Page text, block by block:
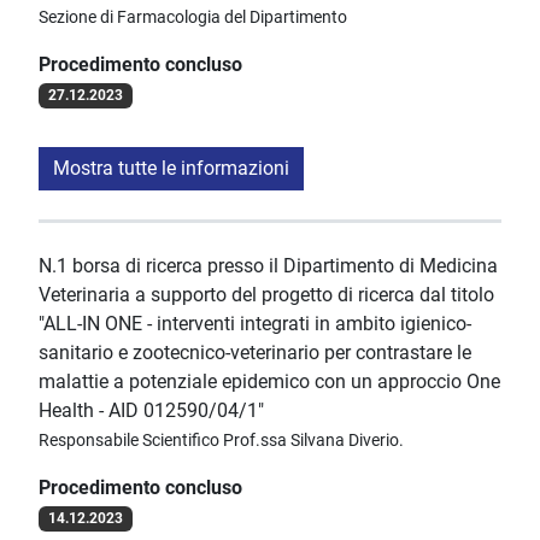
Sezione di Farmacologia del Dipartimento
Procedimento concluso
27.12.2023
Mostra tutte le informazioni
N.1 borsa di ricerca presso il Dipartimento di Medicina
Veterinaria a supporto del progetto di ricerca dal titolo
"ALL-IN ONE - interventi integrati in ambito igienico-
sanitario e zootecnico-veterinario per contrastare le
malattie a potenziale epidemico con un approccio One
Health - AID 012590/04/1"
Responsabile Scientifico Prof.ssa Silvana Diverio.
Procedimento concluso
14.12.2023